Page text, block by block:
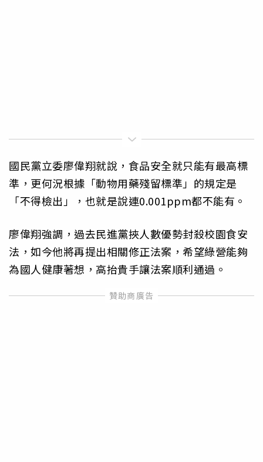
國民黨立委廖偉翔就說，食品安全就只能有最高標
準，更何況根據「動物用藥殘留標準」的規定是
「不得檢出」，也就是說連0.001ppm都不能有。
廖偉翔強調，過去民進黨挾人數優勢封殺校園食安
法，如今他將再提出相關修正法案，希望綠營能夠
為國人健康著想，高抬貴手讓法案順利通過。